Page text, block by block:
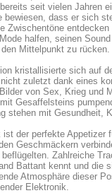
seit vielen Jahren
bewiesen, dass er sich
Zwischentöne
halfen, seinen
Mittelpunkt zu rücken.
kristallisierte sich auf
nicht zuletzt dank eines
von Sex, Krieg und
Gesaffelsteins
stehen mit Gesundheit,
ist der perfekte Appetizer
Geschmäckern
beflügelten. Zahlreiche
Battant kennt und die
Atmosphäre dieser
Elektronik.